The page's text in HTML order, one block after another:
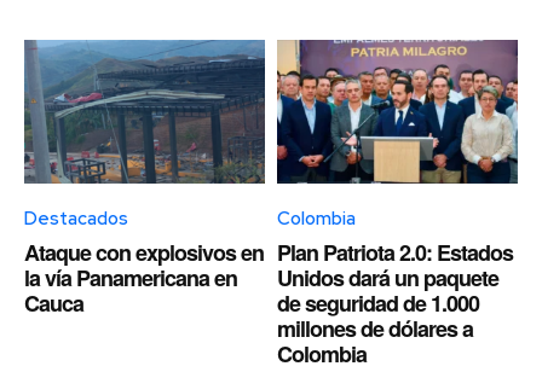
Destacados
Ataque con explosivos en
la vía Panamericana en
Cauca
Colombia
Plan Patriota 2.0: Estados
Unidos dará un paquete
de seguridad de 1.000
millones de dólares a
Colombia